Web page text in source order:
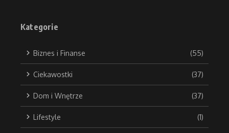
Kategorie
Biznes i Finanse (55)
Ciekawostki (37)
Dom i Wnętrze (37)
Lifestyle (1)